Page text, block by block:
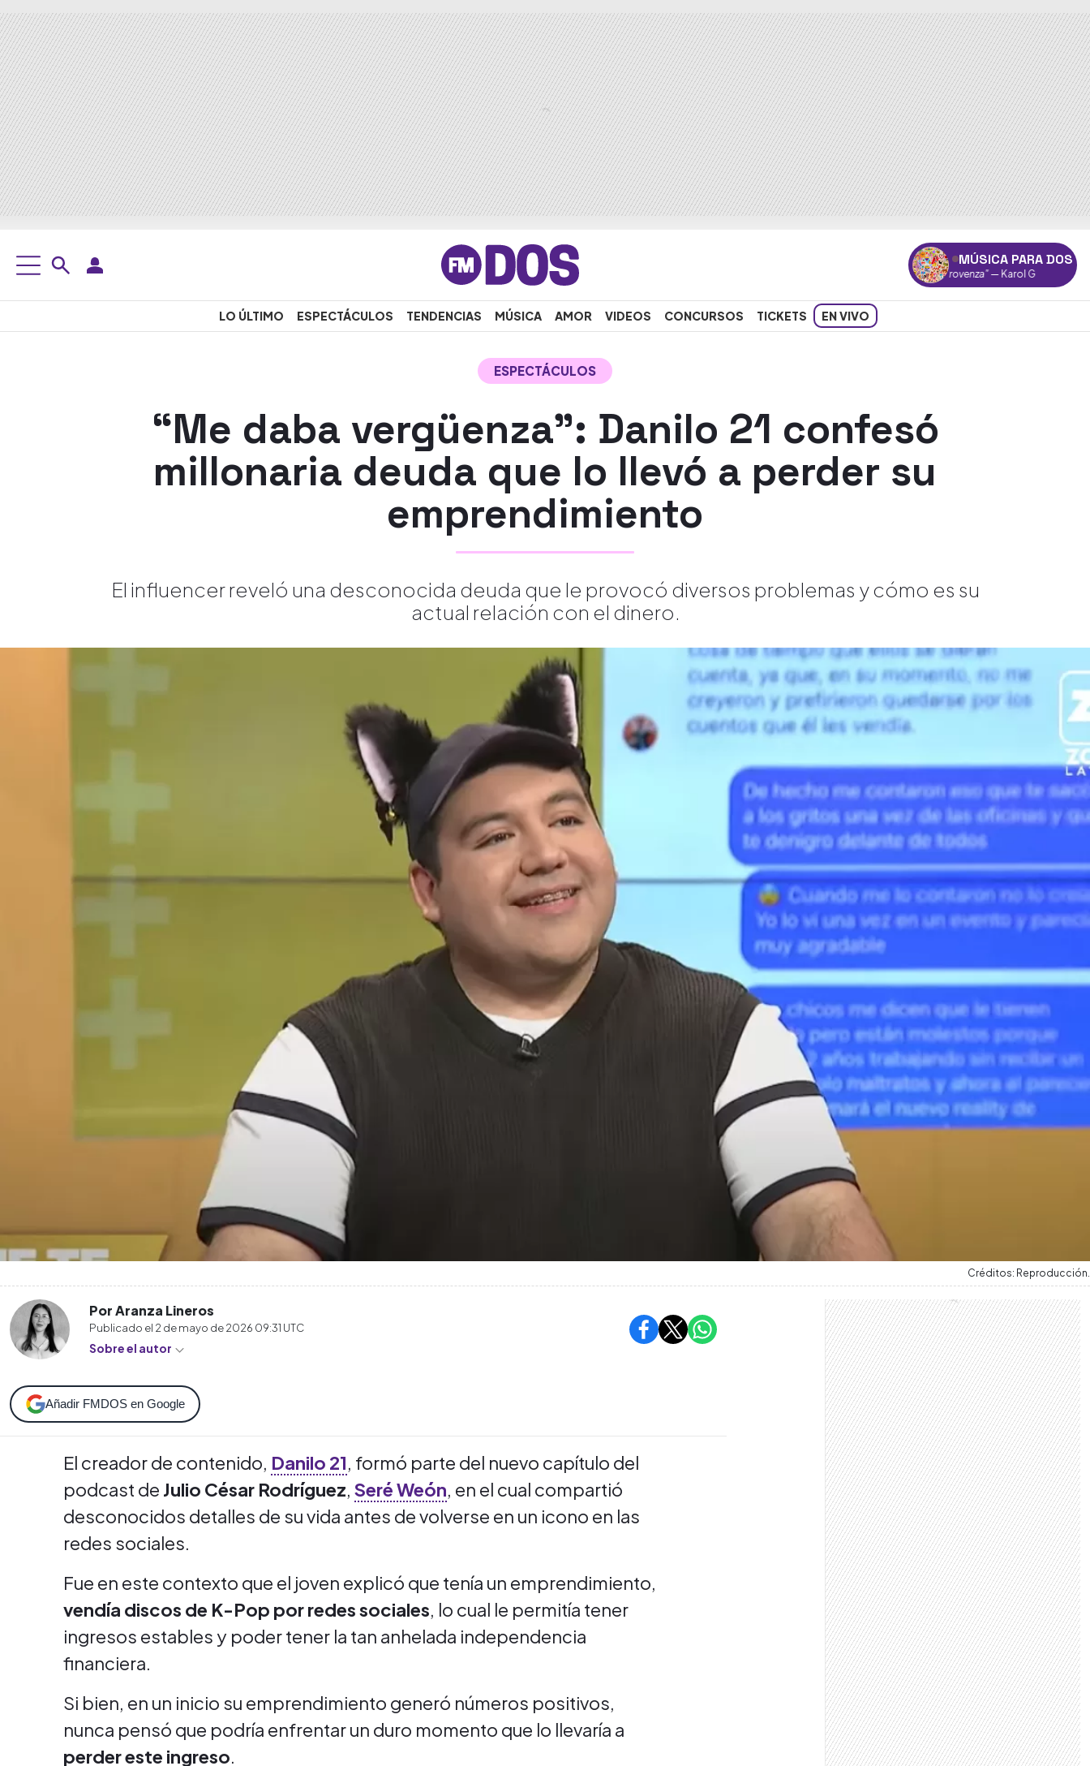
MÚSICA PARA DOS
"Provenza"— Karol G
LO ÚLTIMO ESPECTÁCULOS TENDENCIAS MÚSICA AMOR VIDEOS CONCURSOS TICKETS EN VIVO
ESPECTÁCULOS
“Me daba vergüenza”: Danilo 21 confesó
millonaria deuda que lo llevó a perder su
emprendimiento
El influencer reveló una desconocida deuda que le provocó diversos problemas y cómo es su
actual relación con el dinero.
Créditos: Reproducción.
Por Aranza Lineros
Publicado el 2 de mayo de 2026 09:31 UTC
Sobre el autor
Añadir FMDOS en Google
El creador de contenido, Danilo 21, formó parte del nuevo capítulo del
podcast de Julio César Rodríguez, Seré Weón, en el cual compartió
desconocidos detalles de su vida antes de volverse en un icono en las
redes sociales.
Fue en este contexto que el joven explicó que tenía un emprendimiento,
vendía discos de K-Pop por redes sociales, lo cual le permitía tener
ingresos estables y poder tener la tan anhelada independencia
financiera.
Si bien, en un inicio su emprendimiento generó números positivos,
nunca pensó que podría enfrentar un duro momento que lo llevaría a
perder este ingreso.